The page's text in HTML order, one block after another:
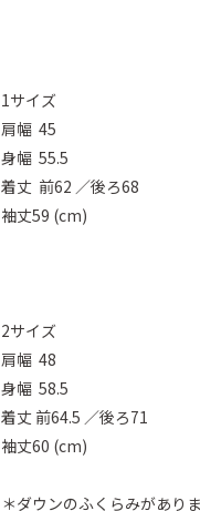
1サイズ
肩幅 45
身幅 55.5
着丈 前62 ／後ろ68
袖丈59 (cm)
2サイズ
肩幅 48
身幅 58.5
着丈 前64.5 ／後ろ71
袖丈60 (cm)
＊ダウンのふくらみがあり